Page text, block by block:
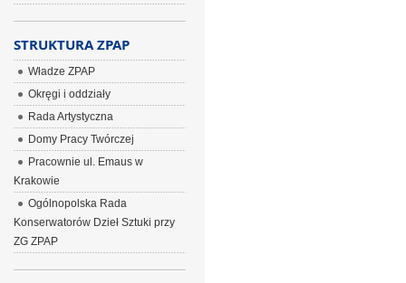
STRUKTURA ZPAP
Władze ZPAP
Okręgi i oddziały
Rada Artystyczna
Domy Pracy Twórczej
Pracownie ul. Emaus w
Krakowie
Ogólnopolska Rada
Konserwatorów Dzieł Sztuki przy
ZG ZPAP